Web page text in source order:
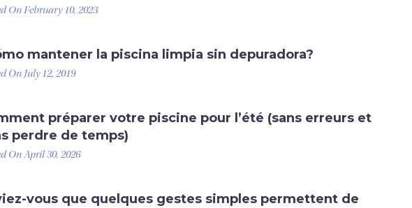
On February 10, 2023
mantener la piscina limpia sin depuradora?
On July 12, 2019
préparer votre piscine pour l’été (sans erreurs et
perdre de temps)
On April 30, 2026
vous que quelques gestes simples permettent de